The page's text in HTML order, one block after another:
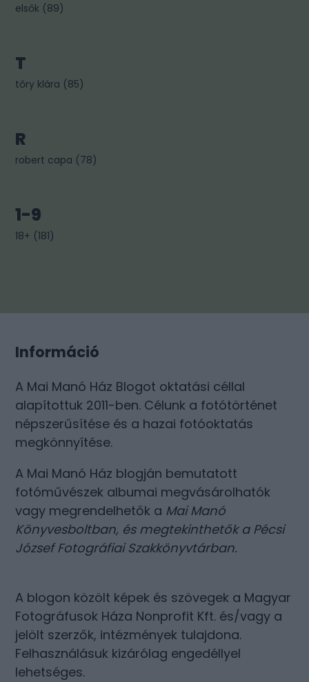
elsők (89)
T
tőry klára (85)
R
robert capa (78)
1-9
18+ (181)
Információ
A Mai Manó Ház Blogot oktatási céllal
alapítottuk 2011-ben. Célunk a fotótörténet
népszerűsítése és a hazai fotóoktatás
megkönnyítése.
A Mai Manó Ház blogján bemutatott
fotóművészek albumai megvásárolhatók
vagy megrendelhetők a Mai Manó
Könyvesboltban, és megtekinthetők a Pécsi
József Fotográfiai Szakkönyvtárban.
A blogon közölt képek és szövegek a Magyar
Fotográfusok Háza Nonprofit Kft. és/vagy a
jelölt szerzők, intézmények tulajdona.
Felhasználásuk kizárólag engedéllyel
lehetséges.